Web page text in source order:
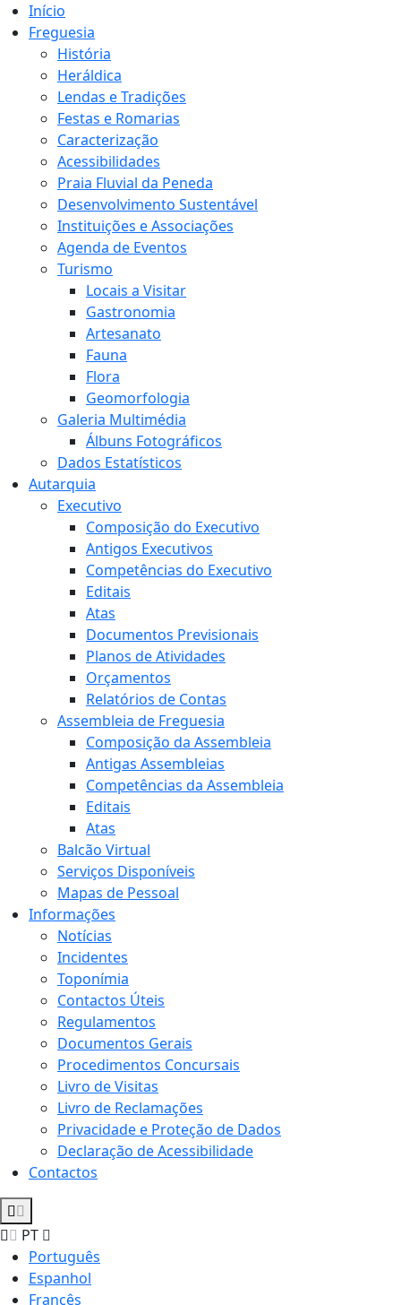
Início
Freguesia
História
Heráldica
Lendas e Tradições
Festas e Romarias
Caracterização
Acessibilidades
Praia Fluvial da Peneda
Desenvolvimento Sustentável
Instituições e Associações
Agenda de Eventos
Turismo
Locais a Visitar
Gastronomia
Artesanato
Fauna
Flora
Geomorfologia
Galeria Multimédia
Álbuns Fotográficos
Dados Estatísticos
Autarquia
Executivo
Composição do Executivo
Antigos Executivos
Competências do Executivo
Editais
Atas
Documentos Previsionais
Planos de Atividades
Orçamentos
Relatórios de Contas
Assembleia de Freguesia
Composição da Assembleia
Antigas Assembleias
Competências da Assembleia
Editais
Atas
Balcão Virtual
Serviços Disponíveis
Mapas de Pessoal
Informações
Notícias
Incidentes
Toponímia
Contactos Úteis
Regulamentos
Documentos Gerais
Procedimentos Concursais
Livro de Visitas
Livro de Reclamações
Privacidade e Proteção de Dados
Declaração de Acessibilidade
Contactos
PT
Português
Espanhol
Francês